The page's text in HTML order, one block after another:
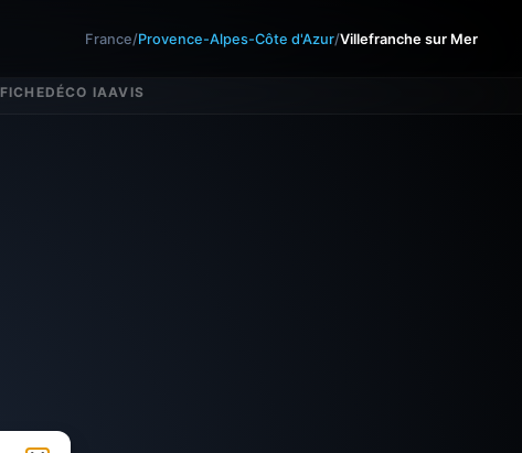
France/Provence-Alpes-Côte d'Azur/Villefranche sur Mer
FICHEDÉCO IAAVIS